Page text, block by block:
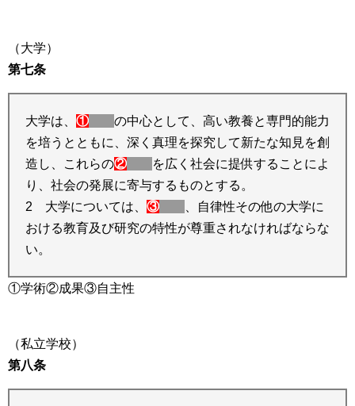
（大学）
第七条
大学は、 ①
の中心として、高い教養と専門的能力
を培うとともに、深く真理を探究して新たな知見を創
造し、これらの②
を広く社会に提供することによ
り、社会の発展に寄与するものとする。
2 大学については、 ③
、自律性その他の大学に
おける教育及び研究の特性が尊重されなければならな
い。
①学術②成果③自主性
（私立学校）
第八条